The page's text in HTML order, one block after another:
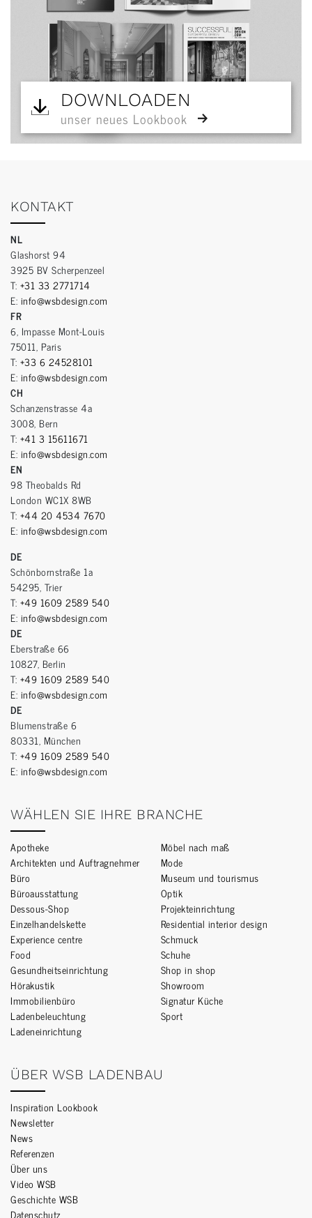
DOWNLOADEN
unser neues Lookbook
KONTAKT
NL
Glashorst 94
3925 BV Scherpenzeel
T: +31 33 2771714
E: info@wsbdesign.com
FR
6, Impasse Mont-Louis
75011, Paris
T: +33 6 24528101
E: info@wsbdesign.com
CH
Schanzenstrasse 4a
3008, Bern
T: +41 3 15611671
E: info@wsbdesign.com
EN
98 Theobalds Rd
London WC1X 8WB
T: +44 20 4534 7670
E: info@wsbdesign.com
DE
Schönbornstraße 1a
54295, Trier
T: +49 1609 2589 540
E: info@wsbdesign.com
DE
Eberstraße 66
10827, Berlin
T: +49 1609 2589 540
E: info@wsbdesign.com
DE
Blumenstraße 6
80331, München
T: +49 1609 2589 540
E: info@wsbdesign.com
WÄHLEN SIE IHRE BRANCHE
Apotheke
Architekten und Auftragnehmer
Büro
Büroausstattung
Dessous-Shop
Einzelhandelskette
Experience centre
Food
Gesundheitseinrichtung
Hörakustik
Immobilienbüro
Ladenbeleuchtung
Ladeneinrichtung
Möbel nach maß
Mode
Museum und tourismus
Optik
Projekteinrichtung
Residential interior design
Schmuck
Schuhe
Shop in shop
Showroom
Signatur Küche
Sport
ÜBER WSB LADENBAU
Inspiration Lookbook
Newsletter
News
Referenzen
Über uns
Video WSB
Geschichte WSB
Datenschutz